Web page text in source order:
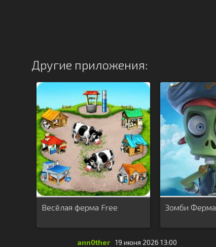
Другие приложения:
Весёлая ферма Free Зомби Ферма
ann0ther 19 июня 2026 13:00